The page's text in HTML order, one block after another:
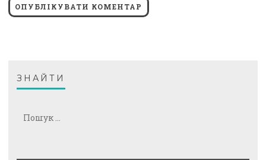
ЗНАЙТИ